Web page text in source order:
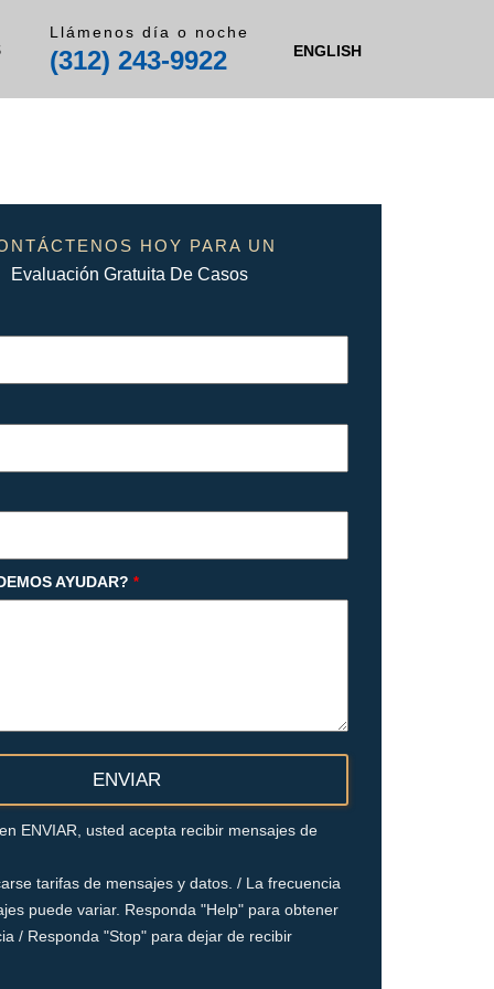
Llámenos día o noche
(312) 243-9922 ENGLISH
HOY PARA UN
Evaluación Gratuita De Casos
AYUDAR? *
ENVIAR, usted acepta recibir mensajes de
tarifas de mensajes y datos. / La frecuencia
puede variar. Responda "Help" para obtener
/ Responda "Stop" para dejar de recibir